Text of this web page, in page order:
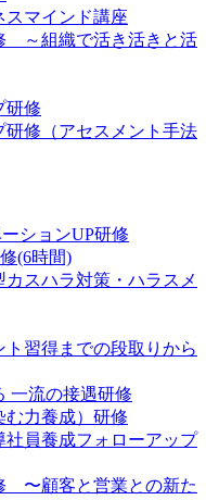
スマインド講座
～組織で活き活きと活
研修
修（アセスメント手法
ションUP研修
(6時間)
スハラ対策・ハラスメ
習得までの段取りから
一流の接遇研修
む力養成）研修
員養成フォローアップ
〜顧客と営業との新た